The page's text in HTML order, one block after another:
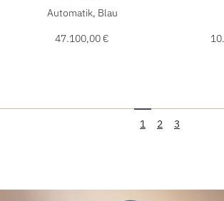
Jaeger-LeCoultre Master Control
Automatik, Blau
47.100,00 €
1 2 3